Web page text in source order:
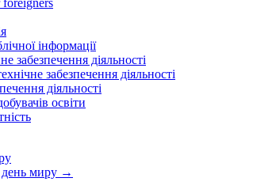
інформації
забезпечення діяльності
забезпечення діяльності
діяльності
освіти
миру →